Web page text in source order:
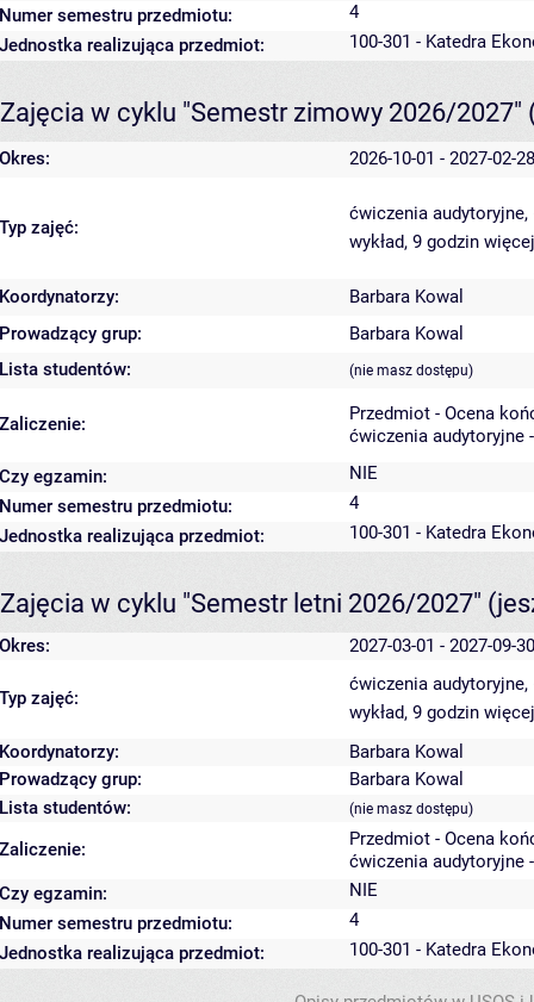
Numer semestru przedmiotu:
4
Jednostka realizująca przedmiot:
100-301 - Katedra
Zajęcia w cyklu "Semestr zimowy 2026/2027"
Okres: 2026-10-01 - 2027-02-28
Typ zajęć:
ćwiczenia
wykład, 9 godzin
Koordynatorzy:
Barbara Kowal
Prowadzący grup:
Barbara Kowal
Lista studentów:
(nie masz dostępu)
Zaliczenie:
Przedmiot - Ocena
ćwiczenia audytoryjne
Czy egzamin:
NIE
Numer semestru przedmiotu:
4
Jednostka realizująca przedmiot:
100-301 - Katedra
Zajęcia w cyklu "Semestr letni 2026/2027"
Okres: 2027-03-01 - 2027-09-30
Typ zajęć:
ćwiczenia
wykład, 9 godzin
Koordynatorzy:
Barbara Kowal
Prowadzący grup:
Barbara Kowal
Lista studentów:
(nie masz dostępu)
Zaliczenie:
Przedmiot - Ocena
ćwiczenia audytoryjne
Czy egzamin:
NIE
Numer semestru przedmiotu:
4
Jednostka realizująca przedmiot:
100-301 - Katedra